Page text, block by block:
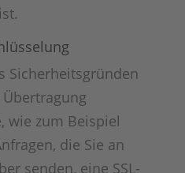
Sicherheitsgründen
wie zum Beispiel
die Sie an
senden, eine SSL-